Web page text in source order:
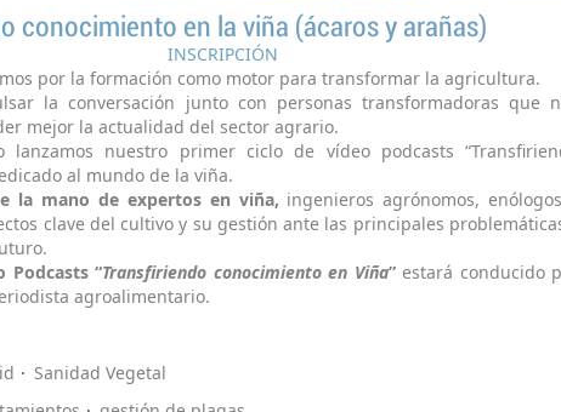
conocimiento en la viña (ácaros y arañas)
INSCRIPCIÓN
por la formación como motor para transformar la agricultura.
la conversación junto con personas transformadoras que
mejor la actualidad del sector agrario.
lanzamos nuestro primer ciclo de vídeo podcasts
al mundo de la viña.
la mano de expertos en viña, ingenieros agrónomos,
clave del cultivo y su gestión ante las principales
Podcasts “Transfiriendo conocimiento en Viña”estará conducido
agroalimentario.
Sanidad Vegetal